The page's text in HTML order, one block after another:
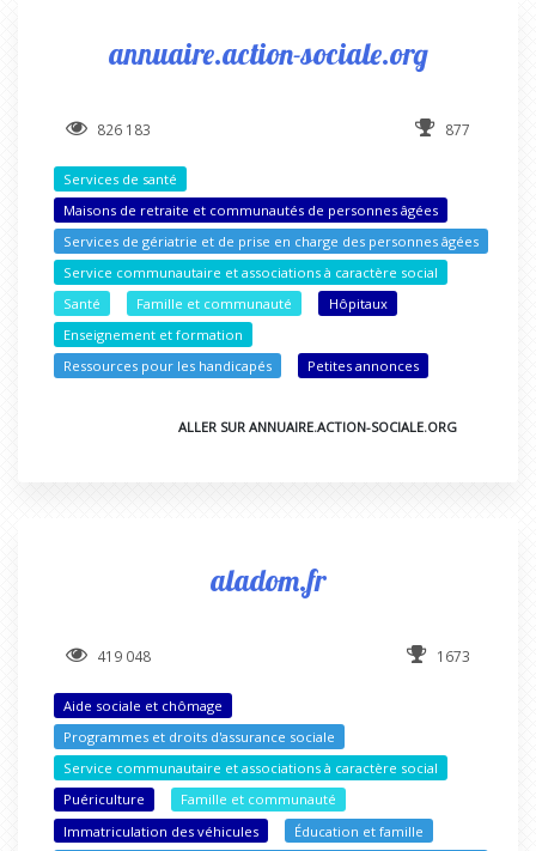
annuaire.action-sociale.org
826 183 877
Services de santé
Maisons de retraite et communautés de personnes âgées
Services de gériatrie et de prise en charge des personnes âgées
Service communautaire et associations à caractère social
Santé
Famille et communauté
Hôpitaux
Enseignement et formation
Ressources pour les handicapés
Petites annonces
ALLER SUR ANNUAIRE.ACTION-SOCIALE.ORG
aladom.fr
419 048 1673
Aide sociale et chômage
Programmes et droits d'assurance sociale
Service communautaire et associations à caractère social
Puériculture
Famille et communauté
Immatriculation des véhicules
Éducation et famille